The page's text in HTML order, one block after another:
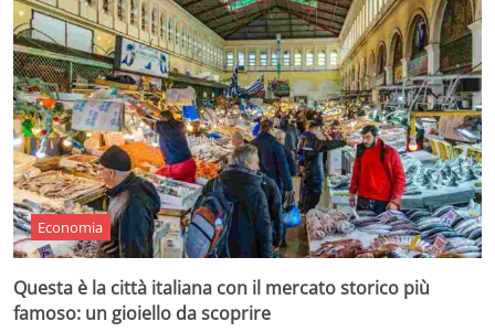
Economia
Questa è la città italiana con il mercato storico più
famoso: un gioiello da scoprire